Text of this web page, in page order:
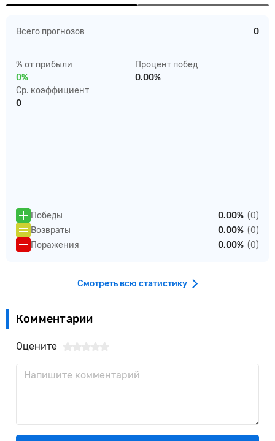
Всего прогнозов 0
% от прибыли
0%
Процент побед
0.00%
Ср. коэффициент
0
Победы 0.00% (0)
Возвраты
0.00% (0)
Поражения
0.00% (0)
Смотреть всю статистику
Комментарии
Оцените